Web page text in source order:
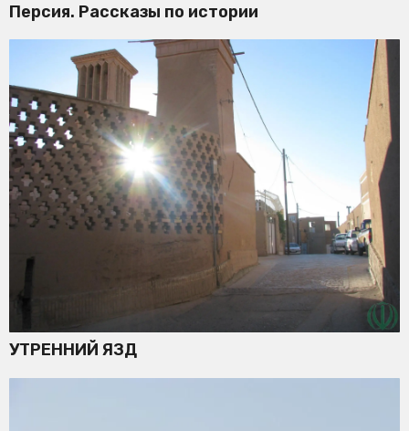
Персия. Рассказы по истории
УТРЕННИЙ ЯЗД